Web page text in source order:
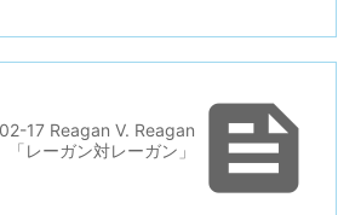

17 Reagan V. Reagan
「レーガン対レーガン」